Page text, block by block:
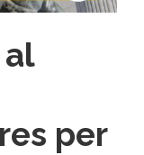
al
per